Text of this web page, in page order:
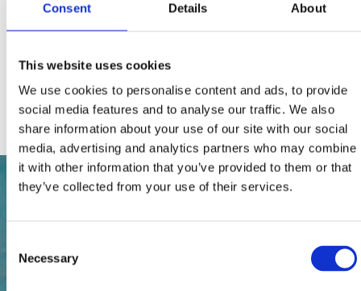
Consent Details About
This website uses cookies
We use cookies to personalise content and ads, to provide
social media features and to analyse our traffic. We also
share information about your use of our site with our social
media, advertising and analytics partners who may combine
it with other information that you’ve provided to them or that
they’ve collected from your use of their services.
Selection
Necessary
Łóżka dodatkowe (liczba):
1
Łączna liczba łóżek:
SAT TV